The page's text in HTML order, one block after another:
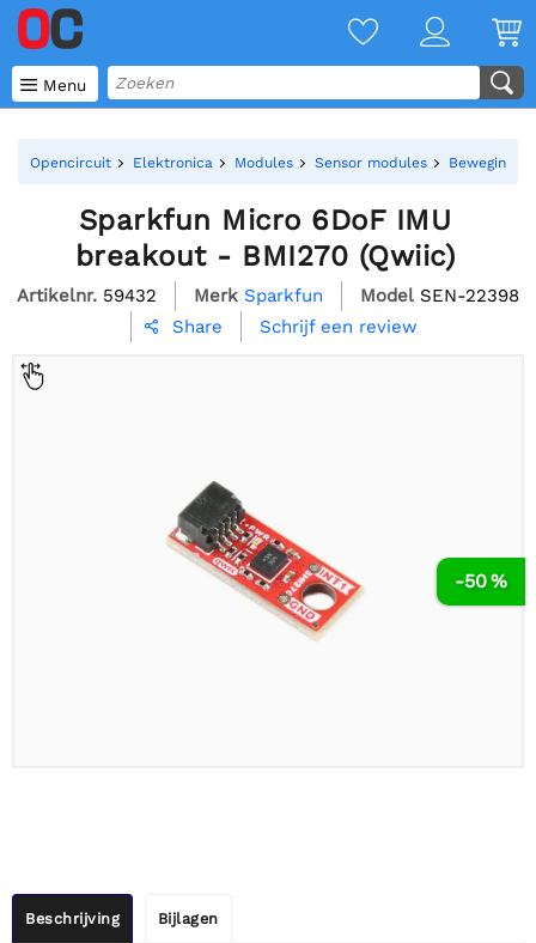
 Menu
Opencircuit Elektronica Modules Sensor modules Bewegings
Sparkfun Micro 6DoF IMU
breakout - BMI270 (Qwiic)
Artikelnr. 59432 Merk Sparkfun Model SEN-22398
 Share Schrijf een review
-50 %
Beschrijving Bijlagen